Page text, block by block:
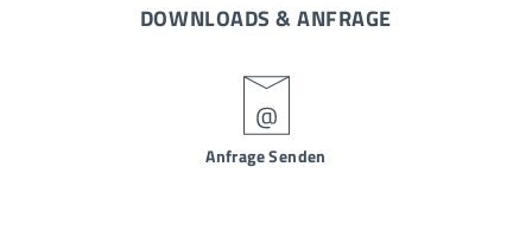
DOWNLOADS & ANFRAGE
Anfrage Senden